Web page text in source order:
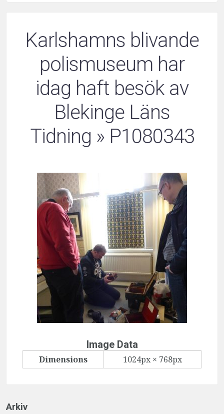
Karlshamns blivande
polismuseum har
idag haft besök av
Blekinge Läns
Tidning » P1080343
Image Data
Dimensions 1024px × 768px
Arkiv